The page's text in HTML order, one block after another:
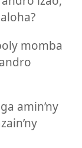
momba
amin’ny